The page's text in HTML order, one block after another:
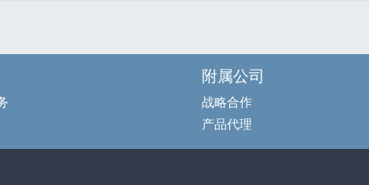
附属公司
战略合作
产品代理